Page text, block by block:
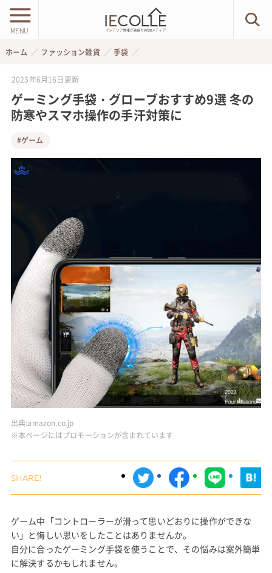
MENU
ホーム ファッション雑貨 手袋
2023年6月16日 更新
ゲーミング手袋・グローブおすすめ9選 冬の
防寒やスマホ操作の手汗対策に
#ゲーム
出典:amazon.co.jp
※本ページにはプロモーションが含まれています
ゲーム中「コントローラーが滑って思いどおりに操作ができな
い」と悔しい思いをしたことはありませんか。
自分に合ったゲーミング手袋を使うことで、その悩みは案外簡単
に解決するかもしれません。